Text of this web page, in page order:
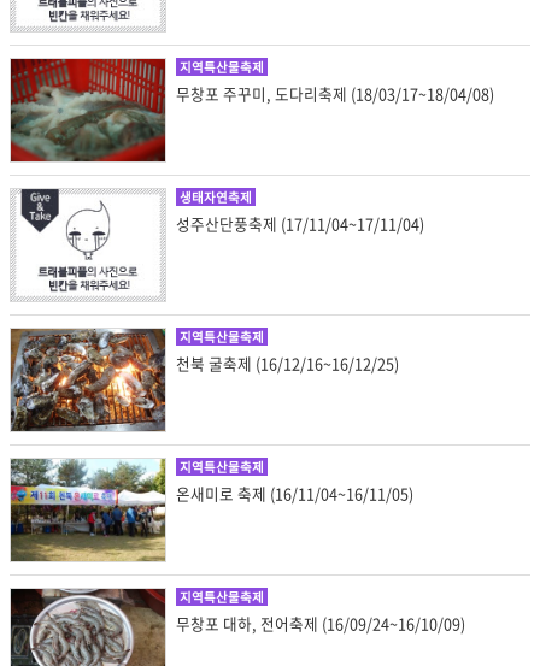
지역특산물축제
무창포 주꾸미, 도다리축제 (18/03/17~18/04/08)
생태자연축제
성주산단풍축제 (17/11/04~17/11/04)
지역특산물축제
천북 굴축제 (16/12/16~16/12/25)
지역특산물축제
온새미로 축제 (16/11/04~16/11/05)
지역특산물축제
무창포 대하, 전어축제 (16/09/24~16/10/09)